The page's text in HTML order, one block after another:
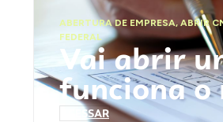
ABERTURA DE EMPRESA,ABRIR
FEDERAL
Vai abrir
funciona o
ACESSAR